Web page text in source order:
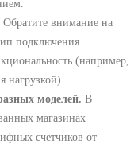
Обратите внимание на
подключения
(например,
нагрузкой).
моделей. В
магазинах
счетчиков от